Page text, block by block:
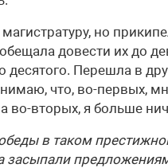
но
довести их до
десятого. Перешла в
что, во-первых,
а во-вторых, я больше
в таком
засыпали